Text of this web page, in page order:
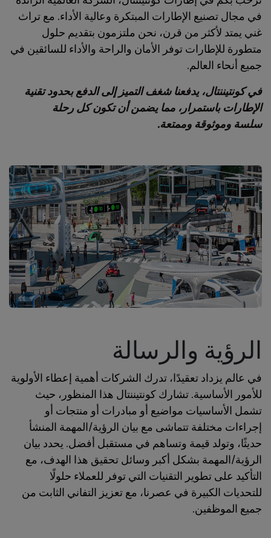
في مجال تصنيع الإطارات المبتكرة وعالية الأداء. مع تراث
غني يمتد لأكثر من قرن، نحن ملتزمون بتقديم حلول
متطورة للإطارات توفر الأمان والراحة والأداء للسائقين في
جميع أنحاء العالم.
في كونتيننتال، يدفعنا شغف التميز إلى الدفع بحدود تقنية
الإطارات باستمرار، مما يضمن أن تكون كل رحلة
سلسة وموثوقة وممتعة.
الرؤية والرسالة
في عالم يزداد تعقيدًا، تدرك الشركات أهمية إعطاء الأولوية
للأمور الأساسية. تشارك كونتيننتال هذا المنظور، حيث
تشمل الأساسيات مواضيع أو مبادرات أو منتجات أو
إجراءات مختلفة تتماشى مع بيان الرؤية/المهمة المنشأ
حديثًا، وتولد قيمة وتساهم في مستقبل أفضل. يحدد بيان
الرؤية/المهمة بشكل أكبر وسائل تحقيق هذا الهدف، مع
التأكيد على تطوير التقنيات التي توفر للعملاء حلولًا
للتحديات الكبيرة في عصرنا، مع تعزيز التفاني الثابت من
جميع الموظفين.